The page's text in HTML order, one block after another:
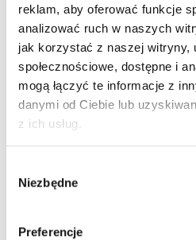
reklam, aby oferować funkcje
analizować ruch w naszych
jak korzystać z naszej witryny,
społecznościowe, dostępne i
mogą łączyć te informacje z
danymi od Ciebie lub
z ich usług.
zgody
Niezbędne
Preferencje
Imię i nazwisko: *
Adres e-mail: *